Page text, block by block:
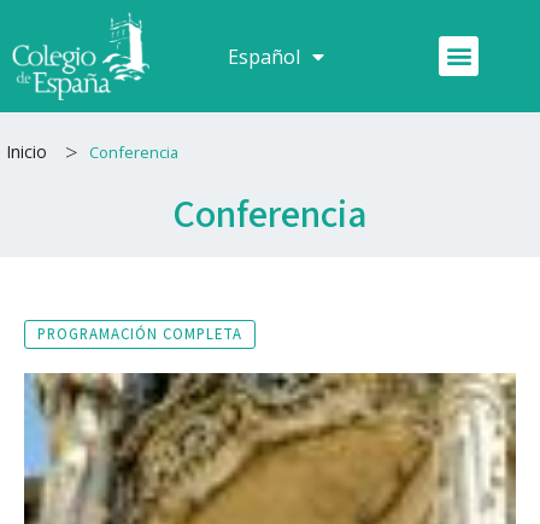
al
contenido
Español
Français Menú
Inicio > Conferencia
Conferencia
PROGRAMACIÓN COMPLETA